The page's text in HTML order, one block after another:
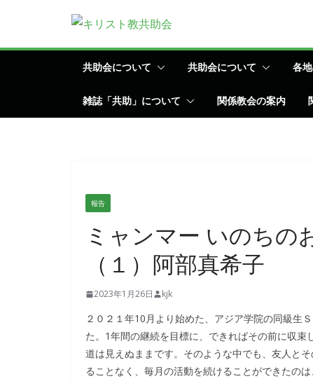
テ
共助会について 共助会について 各
雑誌「共助」について 関係教会の案内
報告
ミャンマー いのちの
（１）阿部真希子
2023年1月26日 kjk
２０２１年10月より始めた、アジア学院の同級生
た。1年間の継続を目標に、できればその前に収
道は見えぬままです。そのような中でも、友人と
ることなく、毎月の活動を続けることができたの